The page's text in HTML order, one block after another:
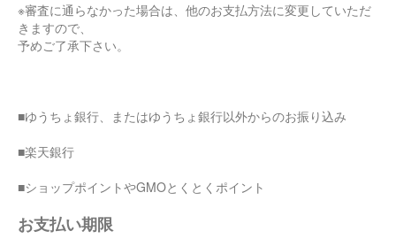
※審査に通らなかった場合は、他のお支払方法に変更していただ
きますので、
予めご了承下さい。
■ゆうちょ銀行、またはゆうちょ銀行以外からのお振り込み
■楽天銀行
■ショップポイントやGMOとくとくポイント
お支払い期限